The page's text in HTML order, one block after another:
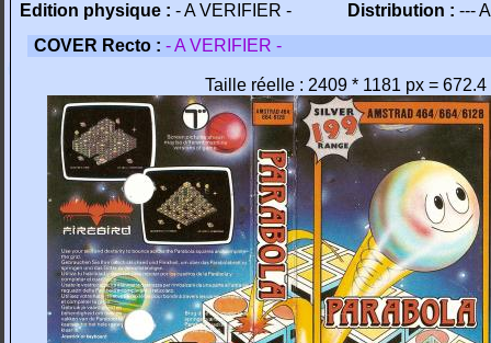
Edition physique : - A VERIFIER - Distribution : ---
COVER Recto : - A VERIFIER -
Taille réelle : 2409 * 1181 px = 672.4